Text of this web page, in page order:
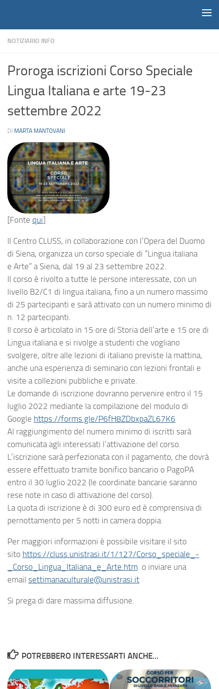
NOTIZIARIO INFO
Proroga iscrizioni Corso Speciale
Lingua Italiana e arte 19-23
settembre 2022
DI MARTA MANTOVANI
[Fonte qui]
Il Centro CLUSS, in collaborazione con l’Opera del Duomo
di Siena, organizza un corso speciale di “Lingua italiana
e Arte” a Siena, dal 19 al 23 settembre 2022.
Il corso è rivolto a tutte le persone interessate, con un
livello B2/C1 di lingua italiana, fino a un numero massimo
di 25 partecipanti e sarà attivato con un numero minimo di
n. 12 partecipanti.
Il corso è articolato in 15 ore di Storia dell’arte e 15 ore di
Lingua italiana e si rivolge a studenti che vogliano
svolgere, oltre alle lezioni di italiano previste la mattina,
anche una esperienza di seminario con lezioni frontali e
visite a collezioni pubbliche e private.
Le domande di iscrizione dovranno pervenire entro il 15
luglio 2022 mediante la compilazione del modulo di
Google https://forms.gle/P6fH8ZDbxpaZL67K6
Al raggiungimento del numero minimo di iscritti sarà
comunicata agli interessati l’attivazione del corso.
L’iscrizione sarà perfezionata con il pagamento, che dovrà
essere effettuato tramite bonifico bancario o PagoPA
entro il 30 luglio 2022 (le coordinate bancarie saranno
rese note in caso di attivazione del corso).
La quota di iscrizione è di 300 euro ed è comprensiva di
pernottamento per 5 notti in camera doppia.
Per maggiori informazioni è possibile visitare il sito
sito https://cluss.unistrasi.it/1/127/Corso_speciale_-
_Corso_Lingua_Italiana_e_Arte.htm o inviare una
email settimanaculturale@unistrasi.it
Si prega di dare massima diffusione.
POTREBBERO INTERESSARTI ANCHE...